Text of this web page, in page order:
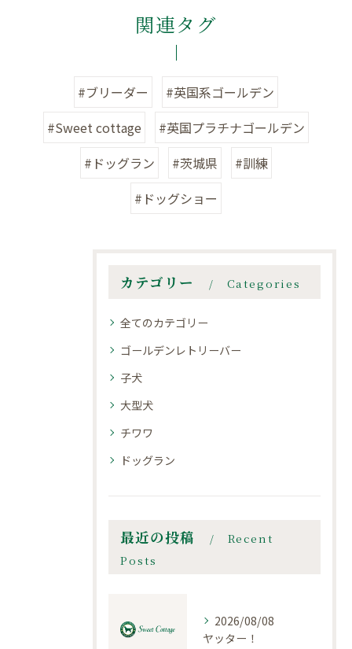
関連タグ
#ブリーダー
#英国系ゴールデン
#Sweet cottage
#英国プラチナゴールデン
#ドッグラン
#茨城県
#訓練
#ドッグショー
カテゴリー Categories
全てのカテゴリー
ゴールデンレトリーバー
子犬
大型犬
チワワ
ドッグラン
最近の投稿
Recent
Posts
2026/08/08
ヤッター！